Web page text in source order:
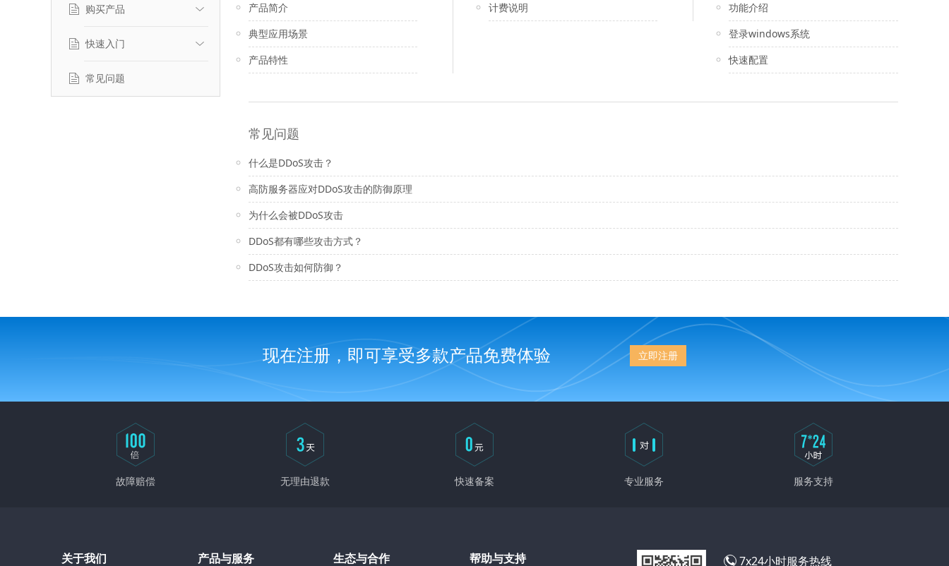
产品简介
典型应用场景
产品特性
购买产品
计费标准
快速入门
功能介绍
常见问题
产品简介
典型应用场景
产品特性
计费说明
功能介绍
登录windows系统
快速配置
常见问题
什么是DDoS攻击？
高防服务器应对DDoS攻击的防御原理
为什么会被DDoS攻击
DDoS都有哪些攻击方式？
DDoS攻击如何防御？
现在注册，即可享受多款产品免费体验 立即注册
故障赔偿 无理由退款 快速备案 专业服务 服务支持
关于我们 产品与服务 生态与合作 帮助与支持 7x24小时服务热线